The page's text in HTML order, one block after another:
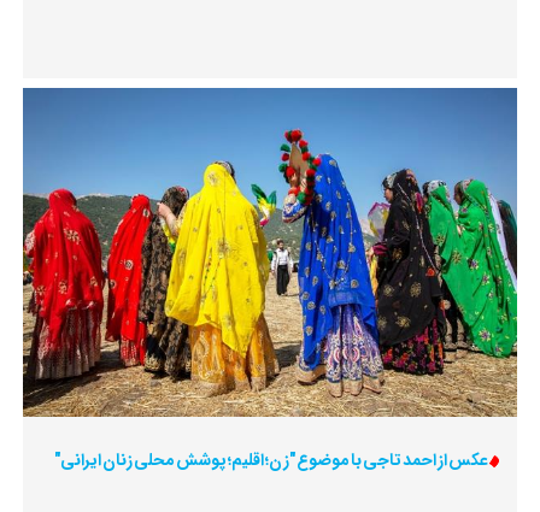
عکس از احمد تاجی با موضوع "زن؛ اقلیم؛ پوشش محلی زنان ایرانی"